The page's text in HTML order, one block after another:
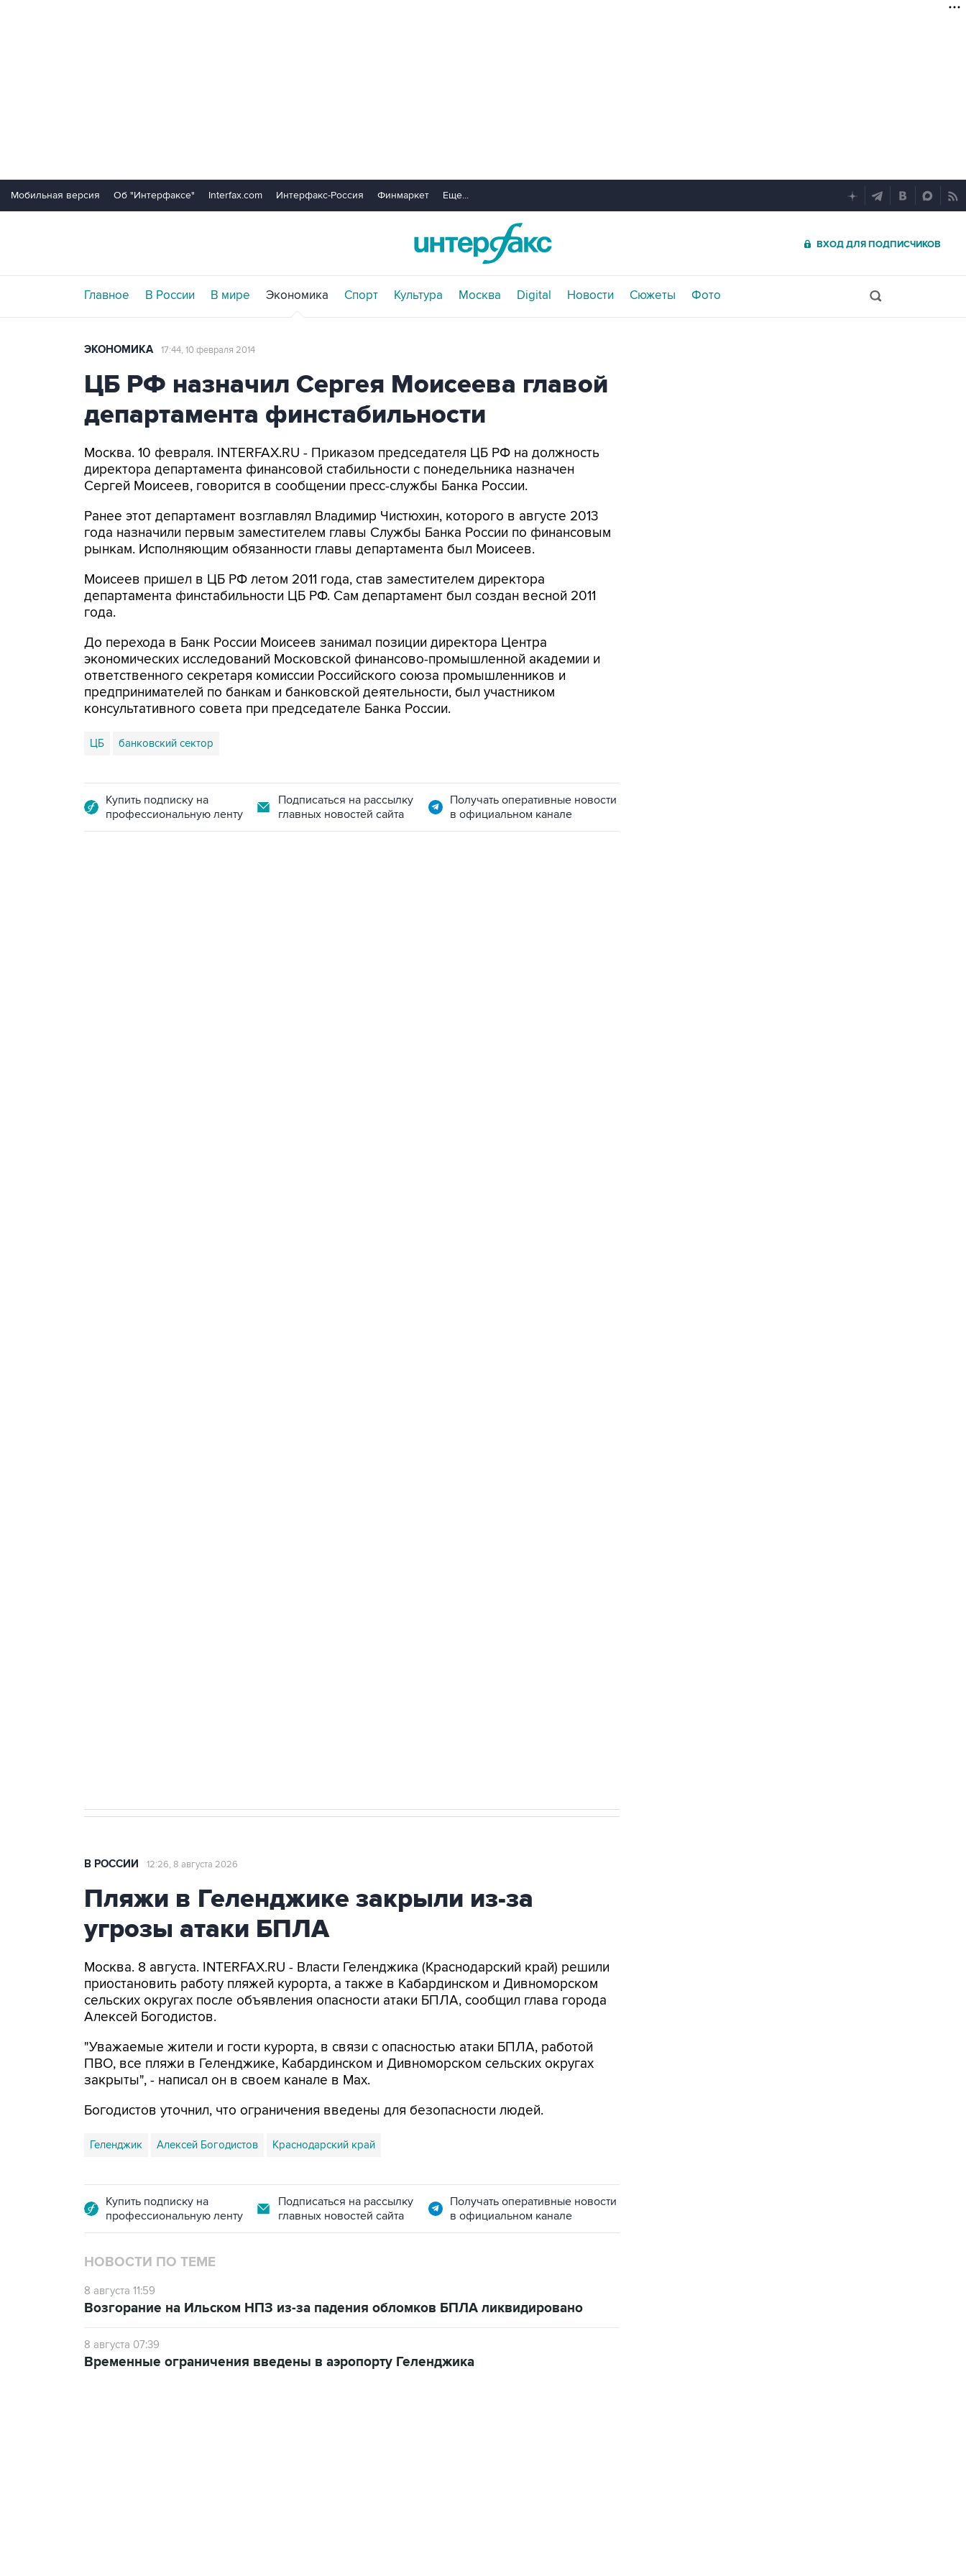
Мобильная версия Об "Интерфаксе" Interfax.com Интерфакс-Россия Финмаркет Еще...
ВХОД ДЛЯ ПОДПИСЧИКОВ
Главное В России В мире Экономика Спорт Культура Москва Digital Новости Сюжеты Фото
ЭКОНОМИКА 17:44, 10 февраля 2014
ЦБ РФ назначил Сергея Моисеева главой
департамента финстабильности
Москва. 10 февраля. INTERFAX.RU - Приказом председателя ЦБ РФ на должность
директора департамента финансовой стабильности с понедельника назначен
Сергей Моисеев, говорится в сообщении пресс-службы Банка России.
Ранее этот департамент возглавлял Владимир Чистюхин, которого в августе 2013
года назначили первым заместителем главы Службы Банка России по финансовым
рынкам. Исполняющим обязанности главы департамента был Моисеев.
Моисеев пришел в ЦБ РФ летом 2011 года, став заместителем директора
департамента финстабильности ЦБ РФ. Сам департамент был создан весной 2011
года.
До перехода в Банк России Моисеев занимал позиции директора Центра
экономических исследований Московской финансово-промышленной академии и
ответственного секретаря комиссии Российского союза промышленников и
предпринимателей по банкам и банковской деятельности, был участником
консультативного совета при председателе Банка России.
ЦБ банковский сектор
Купить подписку на
профессиональную ленту
Подписаться на рассылку
главных новостей сайта
Получать оперативные новости
в официальном канале
В РОССИИ 12:26, 8 августа 2026
Пляжи в Геленджике закрыли из-за
угрозы атаки БПЛА
Москва. 8 августа. INTERFAX.RU - Власти Геленджика (Краснодарский край) решили
приостановить работу пляжей курорта, а также в Кабардинском и Дивноморском
сельских округах после объявления опасности атаки БПЛА, сообщил глава города
Алексей Богодистов.
"Уважаемые жители и гости курорта, в связи с опасностью атаки БПЛА, работой
ПВО, все пляжи в Геленджике, Кабардинском и Дивноморском сельских округах
закрыты", - написал он в своем канале в Max.
Богодистов уточнил, что ограничения введены для безопасности людей.
Геленджик Алексей Богодистов Краснодарский край
Купить подписку на
профессиональную ленту
Подписаться на рассылку
главных новостей сайта
Получать оперативные новости
в официальном канале
НОВОСТИ ПО ТЕМЕ
8 августа 11:59
Возгорание на Ильском НПЗ из-за падения обломков БПЛА ликвидировано
8 августа 07:39
Временные ограничения введены в аэропорту Геленджика